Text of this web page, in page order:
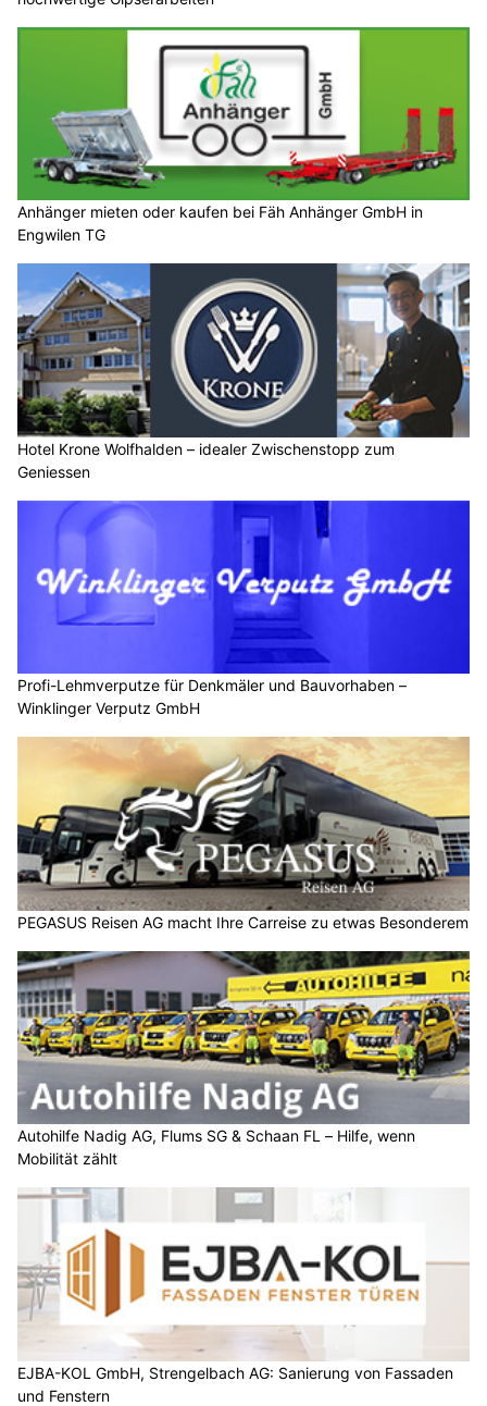
Anhänger mieten oder kaufen bei Fäh Anhänger GmbH in
Engwilen TG
Hotel Krone Wolfhalden – idealer Zwischenstopp zum
Geniessen
Profi-Lehmverputze für Denkmäler und Bauvorhaben –
Winklinger Verputz GmbH
PEGASUS Reisen AG macht Ihre Carreise zu etwas Besonderem
Autohilfe Nadig AG, Flums SG & Schaan FL – Hilfe, wenn
Mobilität zählt
EJBA-KOL GmbH, Strengelbach AG: Sanierung von Fassaden
und Fenstern